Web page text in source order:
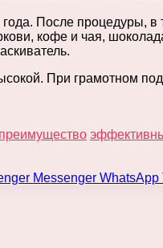
После процедуры,
кофе и чая,
При грамотном
преимущество
Messenger WhatsApp